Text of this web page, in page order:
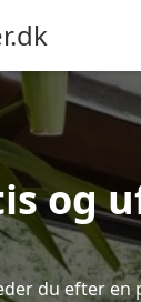
og
du efter en